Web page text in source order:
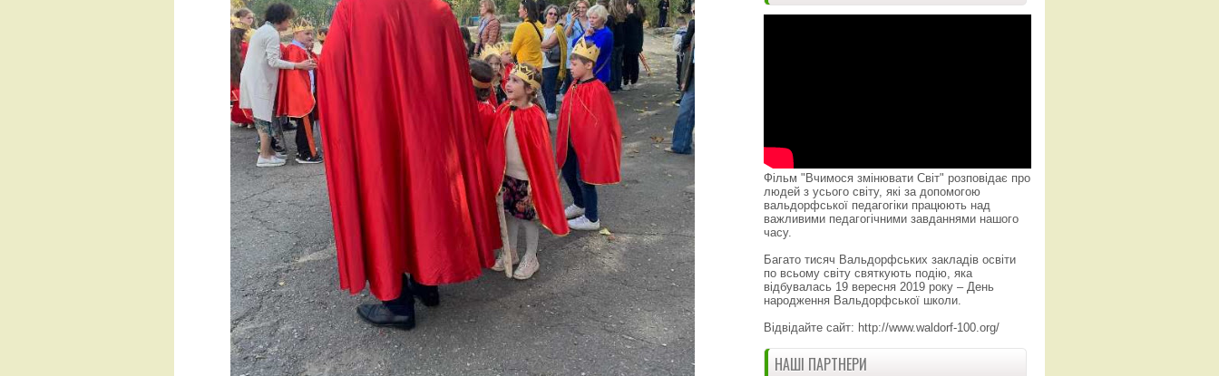
Фільм "Вчимося змінювати Світ" розповідає про
людей з усього світу, які за допомогою
вальдорфської педагогіки працюють над
важливими педагогічними завданнями нашого
часу.
Багато тисяч Вальдорфських закладів освіти
по всьому світу святкують подію, яка
відбувалась 19 вересня 2019 року – День
народження Вальдорфської школи.
Відвідайте сайт: http://www.waldorf-100.org/
НАШІ ПАРТНЕРИ